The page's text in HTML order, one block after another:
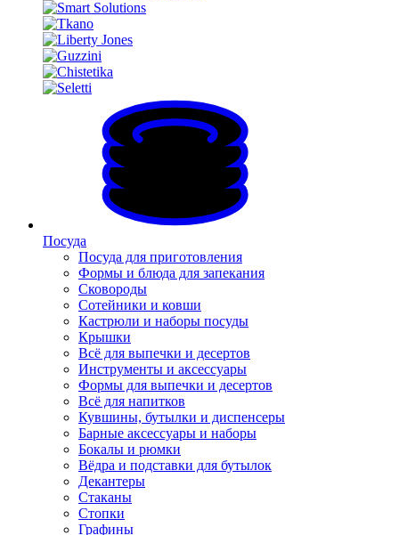
Посуда
Посуда для приготовления
Формы и блюда для запекания
Сковороды
Сотейники и ковши
Кастрюли и наборы посуды
Крышки
Всё для выпечки и десертов
Инструменты и аксессуары
Формы для выпечки и десертов
Всё для напитков
Кувшины, бутылки и диспенсеры
Барные аксессуары и наборы
Бокалы и рюмки
Вёдра и подставки для бутылок
Декантеры
Стаканы
Стопки
Графины